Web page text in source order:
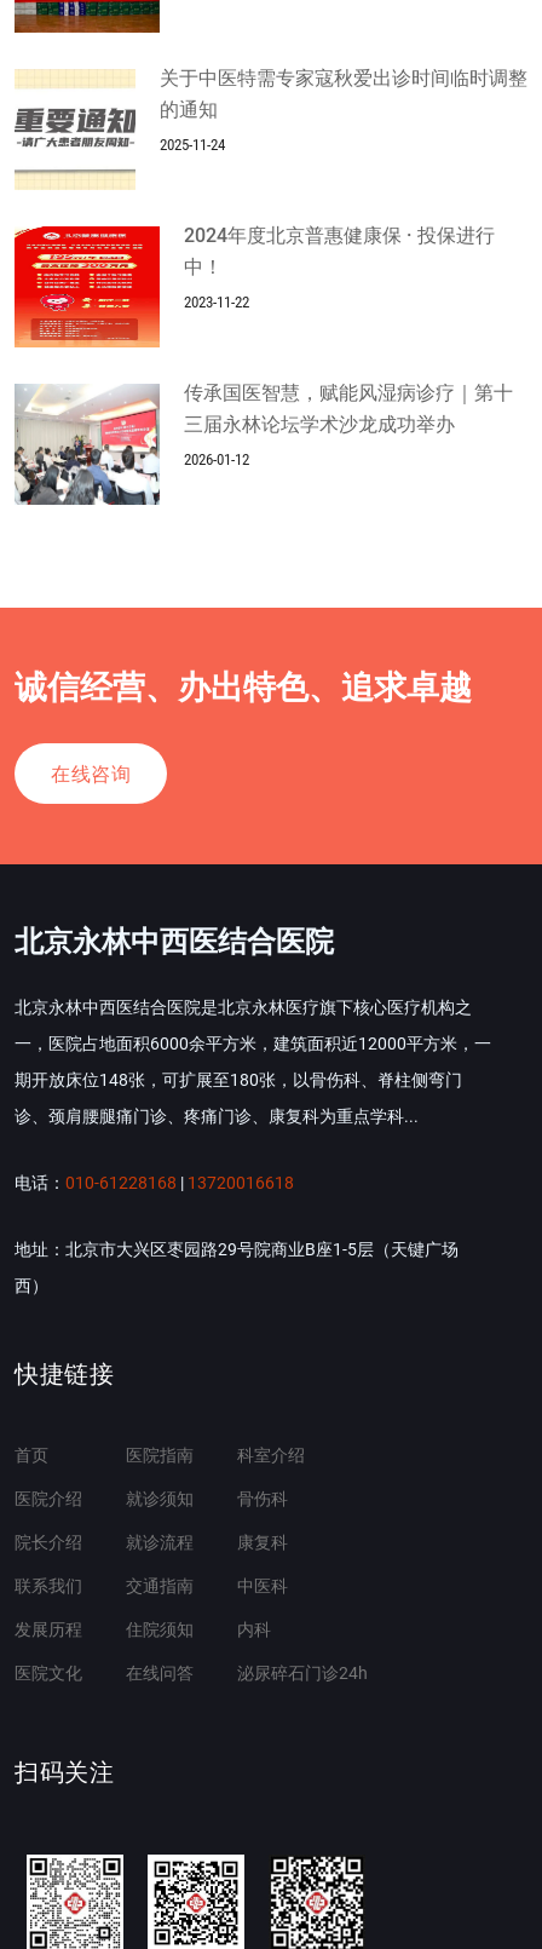
关于中医特需专家寇秋爱出诊时间临时调整
的通知
2025-11-24
2024年度北京普惠健康保 · 投保进行
中！
2023-11-22
传承国医智慧，赋能风湿病诊疗｜第十
三届永林论坛学术沙龙成功举办
2026-01-12
诚信经营、办出特色、追求卓越
在线咨询
北京永林中西医结合医院
北京永林中西医结合医院是北京永林医疗旗下核心医疗机构之
一，医院占地面积6000余平方米，建筑面积近12000平方米，一
期开放床位148张，可扩展至180张，以骨伤科、脊柱侧弯门
诊、颈肩腰腿痛门诊、疼痛门诊、康复科为重点学科...
电话： 010-61228168 | 13720016618
地址：北京市大兴区枣园路29号院商业B座1-5层（天键广场
西）
快捷链接
首页
医院介绍
院长介绍
联系我们
发展历程
医院文化
医院指南
就诊须知
就诊流程
交通指南
住院须知
在线问答
科室介绍
骨伤科
康复科
中医科
内科
泌尿碎石门诊24h
扫码关注